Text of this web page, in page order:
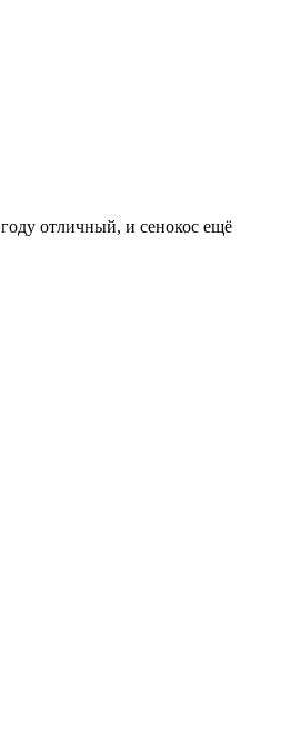
отличный, и сенокос ещё